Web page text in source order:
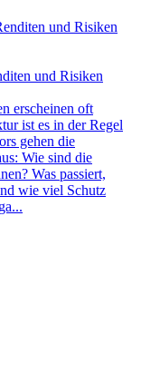
und Risiken
erscheinen oft
ist es in der Regel
gehen die
Wie sind die
Was passiert,
wie viel Schutz